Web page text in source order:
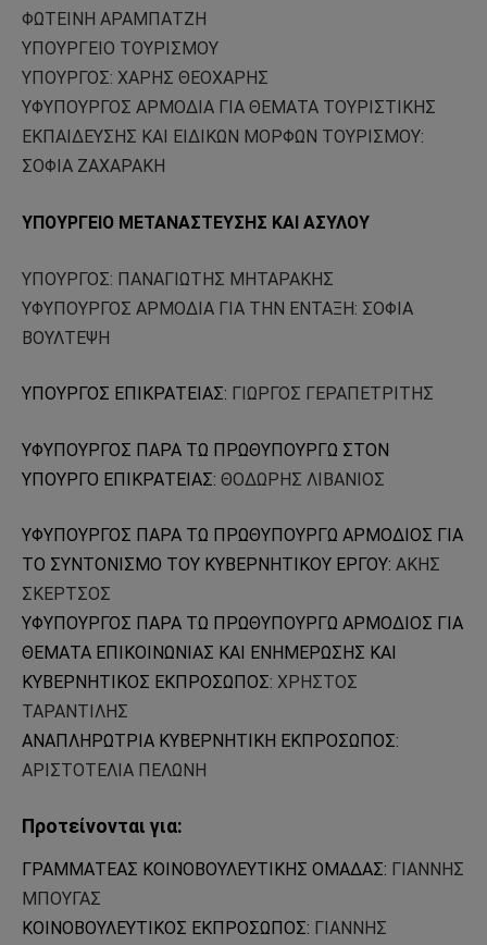
ΦΩΤΕΙΝΗ ΑΡΑΜΠΑΤΖΗ
ΥΠΟΥΡΓΕΙΟ ΤΟΥΡΙΣΜΟΥ
ΥΠΟΥΡΓΟΣ: ΧΑΡΗΣ ΘΕΟΧΑΡΗΣ
ΥΦΥΠΟΥΡΓΟΣ ΑΡΜΟΔΙΑ ΓΙΑ ΘΕΜΑΤΑ ΤΟΥΡΙΣΤΙΚΗΣ
ΕΚΠΑΙΔΕΥΣΗΣ ΚΑΙ ΕΙΔΙΚΩΝ ΜΟΡΦΩΝ ΤΟΥΡΙΣΜΟΥ:
ΣΟΦΙΑ ΖΑΧΑΡΑΚΗ
ΥΠΟΥΡΓΕΙΟ ΜΕΤΑΝΑΣΤΕΥΣΗΣ ΚΑΙ ΑΣΥΛΟΥ
ΥΠΟΥΡΓΟΣ: ΠΑΝΑΓΙΩΤΗΣ ΜΗΤΑΡΑΚΗΣ
ΥΦΥΠΟΥΡΓΟΣ ΑΡΜΟΔΙΑ ΓΙΑ ΤΗΝ ΕΝΤΑΞΗ: ΣΟΦΙΑ
ΒΟΥΛΤΕΨΗ
ΥΠΟΥΡΓΟΣ ΕΠΙΚΡΑΤΕΙΑΣ: ΓΙΩΡΓΟΣ ΓΕΡΑΠΕΤΡΙΤΗΣ
ΥΦΥΠΟΥΡΓΟΣ ΠΑΡΑ ΤΩ ΠΡΩΘΥΠΟΥΡΓΩ ΣΤΟΝ
ΥΠΟΥΡΓΟ ΕΠΙΚΡΑΤΕΙΑΣ: ΘΟΔΩΡΗΣ ΛΙΒΑΝΙΟΣ
ΥΦΥΠΟΥΡΓΟΣ ΠΑΡΑ ΤΩ ΠΡΩΘΥΠΟΥΡΓΩ ΑΡΜΟΔΙΟΣ ΓΙΑ
ΤΟ ΣΥΝΤΟΝΙΣΜΟ ΤΟΥ ΚΥΒΕΡΝΗΤΙΚΟΥ ΕΡΓΟΥ: ΑΚΗΣ
ΣΚΕΡΤΣΟΣ
ΥΦΥΠΟΥΡΓΟΣ ΠΑΡΑ ΤΩ ΠΡΩΘΥΠΟΥΡΓΩ ΑΡΜΟΔΙΟΣ ΓΙΑ
ΘΕΜΑΤΑ ΕΠΙΚΟΙΝΩΝΙΑΣ ΚΑΙ ΕΝΗΜΕΡΩΣΗΣ ΚΑΙ
ΚΥΒΕΡΝΗΤΙΚΟΣ ΕΚΠΡΟΣΩΠΟΣ: ΧΡΗΣΤΟΣ
ΤΑΡΑΝΤΙΛΗΣ
ΑΝΑΠΛΗΡΩΤΡΙΑ ΚΥΒΕΡΝΗΤΙΚΗ ΕΚΠΡΟΣΩΠΟΣ:
ΑΡΙΣΤΟΤΕΛΙΑ ΠΕΛΩΝΗ
Προτείνονται για:
ΓΡΑΜΜΑΤΕΑΣ ΚΟΙΝΟΒΟΥΛΕΥΤΙΚΗΣ ΟΜΑΔΑΣ: ΓΙΑΝΝΗΣ
ΜΠΟΥΓΑΣ
ΚΟΙΝΟΒΟΥΛΕΥΤΙΚΟΣ ΕΚΠΡΟΣΩΠΟΣ: ΓΙΑΝΝΗΣ